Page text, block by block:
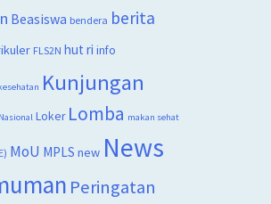
Beasiswa bendera berita
FLS2N hut ri info
Kunjungan
Loker Lomba makan sehat
MoU MPLS new News
Peringatan